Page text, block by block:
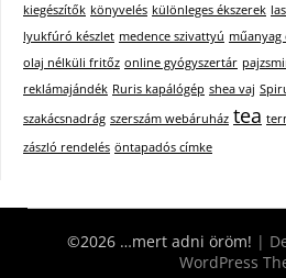
kiegészítők könyvelés különleges ékszerek
lyukfúró készlet medence szivattyú műanyag
olaj nélküli fritőz online gyógyszertár
reklámajándék Ruris kapálógép shea vaj
szakácsnadrág szerszám webáruház tea
zászló rendelés öntapadós címke
©2026 …mert adni öröm! |
WordPress